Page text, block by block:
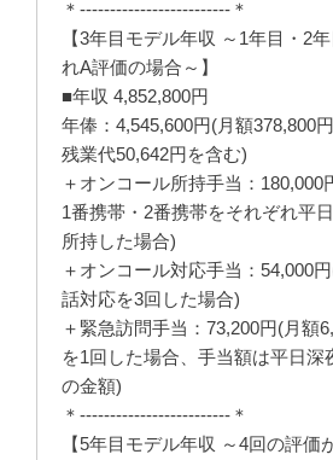
＊-------------------------＊
【3年目モデル年収 ～1年目・2
れA評価の場合～】
■年収 4,852,800円
年俸：4,545,600円(月額378,800
残業代50,642円を含む)
＋オンコール所持手当：
1番携帯・2番携帯をそれぞれ平
所持した場合)
＋オンコール対応手当：54,000
話対応を3回した場合)
＋緊急訪問手当：73,200円(月額
を1回した場合、手当額は平日深
の金額)
＊-------------------------＊
【5年目モデル年収 ～4回の評価